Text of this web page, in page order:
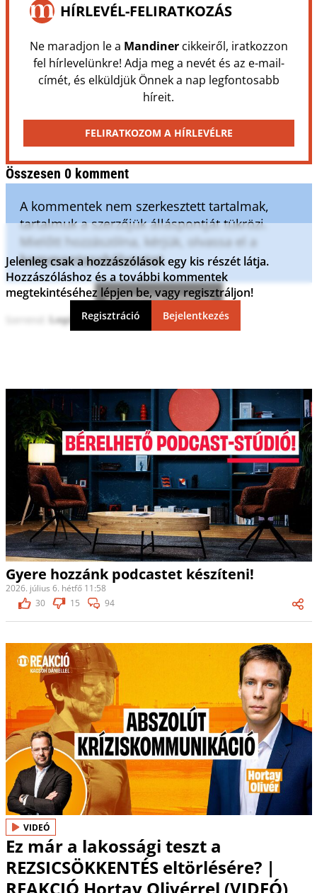
HÍRLEVÉL-FELIRATKOZÁS
Ne maradjon le a Mandinercikkeiről, iratkozzon
fel hírlevelünkre! Adja meg a nevét és az e-mail-
címét, és elküldjük Önnek a nap legfontosabb
híreit.
FELIRATKOZOM A HÍRLEVÉLRE
Összesen 0 komment
A kommentek nem szerkesztett tartalmak,
tartalmuk a szerzőjük álláspontját tükrözi.
Mielőtt hozzászólna, kérjük, olvassa el a
kommentszabályzatot.
Kommentek frissítése
Jelenleg csak a hozzászólások egy kis részét látja.
Hozzászóláshoz és a további kommentek
megtekintéséhez lépjen be, vagy regisztráljon!
Regisztráció Bejelentkezés
Gyere hozzánk podcastet készíteni!
2026. július 6. hétfő 11:58
30
15 94
VIDEÓ
Ez már a lakossági teszt a
REZSICSÖKKENTÉS eltörlésére? |